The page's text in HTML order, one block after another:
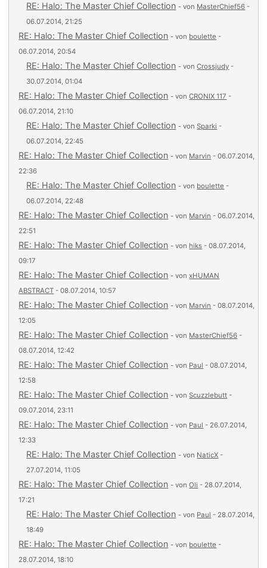
RE: Halo: The Master Chief Collection - von MasterChief56 -
06.07.2014, 21:25
RE: Halo: The Master Chief Collection - von boulette -
06.07.2014, 20:54
RE: Halo: The Master Chief Collection - vonCrossjudy -
30.07.2014, 01:04
RE: Halo: The Master Chief Collection - vonCRONIX 117 -
06.07.2014, 21:10
RE: Halo: The Master Chief Collection - vonSparki -
06.07.2014, 22:45
RE: Halo: The Master Chief Collection - von Marvin - 06.07.2014,
22:36
RE: Halo: The Master Chief Collection - von boulette -
06.07.2014, 22:48
RE: Halo: The Master Chief Collection - von Marvin - 06.07.2014,
22:51
RE: Halo: The Master Chief Collection - von hiks - 08.07.2014,
09:17
RE: Halo: The Master Chief Collection - vonxHUMAN
ABSTRACT - 08.07.2014, 10:57
RE: Halo: The Master Chief Collection - von Marvin - 08.07.2014,
12:05
RE: Halo: The Master Chief Collection - von MasterChief56 -
08.07.2014, 12:42
RE: Halo: The Master Chief Collection - von Paul - 08.07.2014,
12:58
RE: Halo: The Master Chief Collection - vonScuzzlebutt -
09.07.2014, 23:11
RE: Halo: The Master Chief Collection - von Paul - 26.07.2014,
12:33
RE: Halo: The Master Chief Collection - von NaticX -
27.07.2014, 11:05
RE: Halo: The Master Chief Collection - vonOli - 28.07.2014,
17:21
RE: Halo: The Master Chief Collection - von Paul - 28.07.2014,
18:49
RE: Halo: The Master Chief Collection - von boulette -
28.07.2014, 18:10